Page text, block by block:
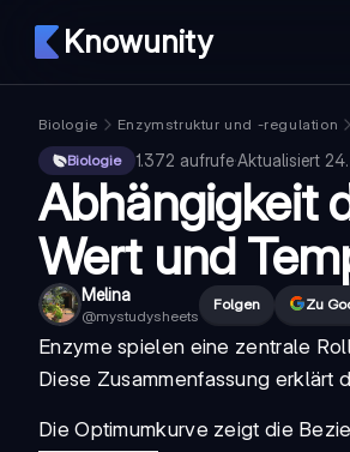
Knowunity
Biologie Enzymstruktur und -regulation
Biologie
1.372 aufrufe·Aktualisiert
Abhängigkeit
Wert und
Melina
@mystudysheets
Folgen Zu
Enzyme spielen eine zentrale
Diese Zusammenfassung erklärt
Die Optimumkurve zeigt die